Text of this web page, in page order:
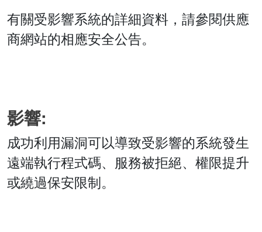
有關受影響系統的詳細資料，請參閱供應
商網站的相應安全公告。
影響:
成功利用漏洞可以導致受影響的系統發生
遠端執行程式碼、服務被拒絕、權限提升
或繞過保安限制。